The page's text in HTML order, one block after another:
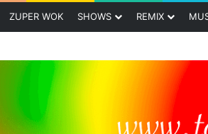
ZUPER WOK SHOWS REMIX